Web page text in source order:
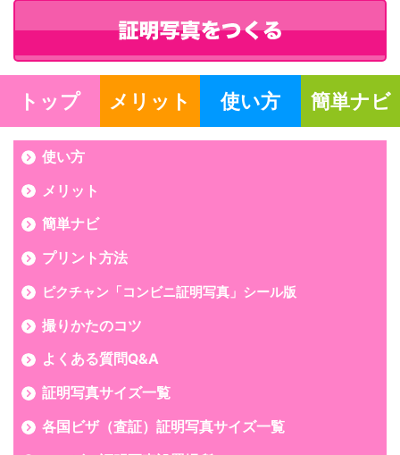
トップ メリット 使い方 簡単ナビ
使い方
メリット
簡単ナビ
プリント方法
ピクチャン「コンビニ証明写真」シール版
撮りかたのコツ
よくある質問Q&A
証明写真サイズ一覧
各国ビザ（査証）証明写真サイズ一覧